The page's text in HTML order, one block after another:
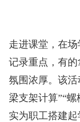
走进课堂，在
记录重点，有
氛围浓厚。该活
梁支架计算”“
实为职工搭建